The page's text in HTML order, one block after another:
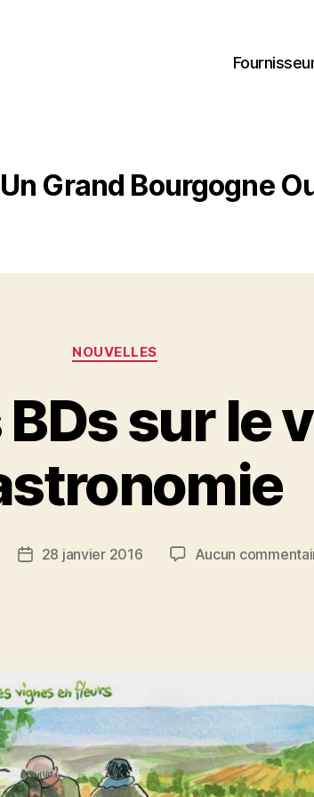
Un Grand Bourgogne
Catégories
NOUVELLES
sur le
Date28 janvier 2016 Aucun